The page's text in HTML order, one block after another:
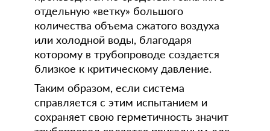
отдельную «ветку» большого
количества объема сжатого воздуха
или холодной воды, благодаря
которому в трубопроводе создается
близкое к критическому давление.
Таким образом, если система
справляется с этим испытанием и
сохраняет свою герметичность значит